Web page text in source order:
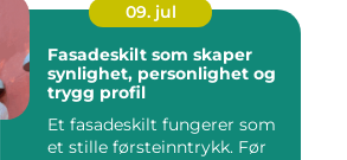
09. jul
Fasadeskilt som skaper
synlighet, personlighet og
trygg profil
Et fasadeskilt fungerer som
et stille førsteinntrykk. Før